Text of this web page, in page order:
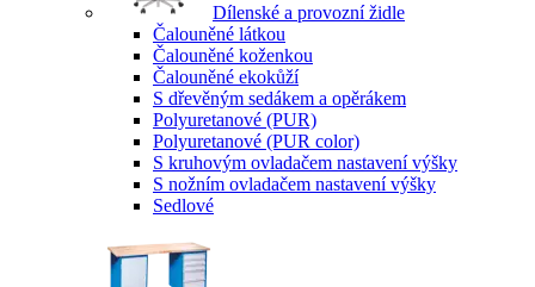
Dílenské a provozní židle
Čalouněné látkou
Čalouněné koženkou
Čalouněné ekokůží
S dřevěným sedákem a opěrákem
Polyuretanové (PUR)
Polyuretanové (PUR color)
S kruhovým ovladačem nastavení výšky
S nožním ovladačem nastavení výšky
Sedlové